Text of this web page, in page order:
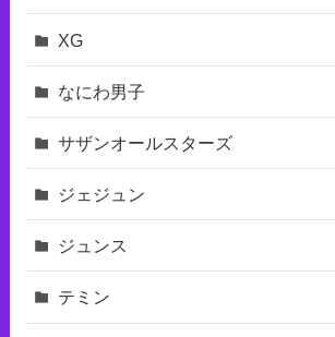
XG
なにわ男子
サザンオールスターズ
ジェジュン
ジュンス
テミン